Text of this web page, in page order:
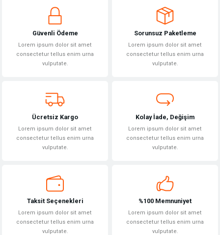
Görüş ve önerileriniz için teşekkür ederiz.
Ürün açıklamasında eksik bilgiler bulunuyor.
Ürün bilgilerinde hatalar bulunuyor.
Bu ürüne benzer farklı alternatifler olmalı.
Güvenli Ödeme
Lorem ipsum dolor sit amet
consectetur tellus enim urna
vulputate.
Sorunsuz Paketleme
Lorem ipsum dolor sit amet
consectetur tellus enim urna
vulputate.
Ücretsiz Kargo
Lorem ipsum dolor sit amet
consectetur tellus enim urna
vulputate.
Kolay İade, Değişim
Lorem ipsum dolor sit amet
consectetur tellus enim urna
vulputate.
Taksit Seçenekleri
Lorem ipsum dolor sit amet
consectetur tellus enim urna
vulputate.
%100 Memnuniyet
Lorem ipsum dolor sit amet
consectetur tellus enim urna
vulputate.